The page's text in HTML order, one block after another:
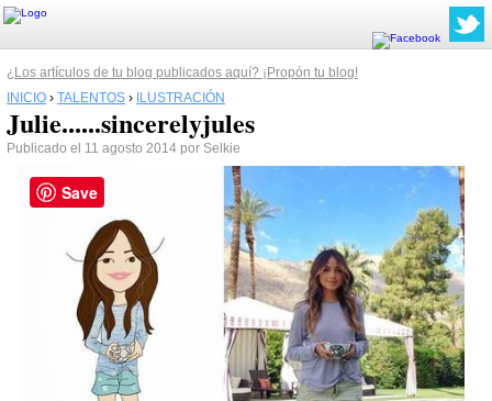
¿Los artículos de tu blog publicados aquí? ¡Propón tu blog!
INICIO › TALENTOS › ILUSTRACIÓN
Julie......sincerelyjules
Publicado el 11 agosto 2014 por Selkie
Save